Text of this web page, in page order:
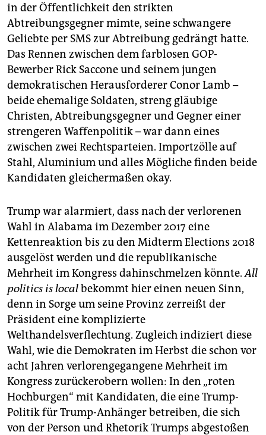
in der Öffentlichkeit den strikten
Abtreibungsgegner mimte, seine schwangere
Geliebte per SMS zur Abtreibung gedrängt hatte.
Das Rennen zwischen dem farblosen GOP-
Bewerber Rick Saccone und seinem jungen
demokratischen Herausforderer Conor Lamb –
beide ehemalige Soldaten, streng gläubige
Christen, Abtreibungsgegner und Gegner einer
strengeren Waffenpolitik – war dann eines
zwischen zwei Rechtsparteien. Importzölle auf
Stahl, Aluminium und alles Mögliche finden beide
Kandidaten gleichermaßen okay.
Trump war alarmiert, dass nach der verlorenen
Wahl in Alabama im Dezember 2017 eine
Kettenreaktion bis zu den Midterm Elections 2018
ausgelöst werden und die republikanische
Mehrheit im Kongress dahinschmelzen könnte.All
politics is localbekommt hier einen neuen Sinn,
denn in Sorge um seine Provinz zerreißt der
Präsident eine komplizierte
Welthandelsverflechtung. Zugleich indiziert diese
Wahl, wie die Demokraten im Herbst die schon vor
acht Jahren verlorengegangene Mehrheit im
Kongress zurückerobern wollen: In den „roten
Hochburgen“ mit Kandidaten, die eine Trump-
Politik für Trump-Anhänger betreiben, die sich
von der Person und Rhetorik Trumps abgestoßen